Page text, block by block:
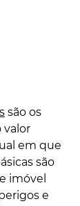
são os
valor
em que
são
imóvel
e